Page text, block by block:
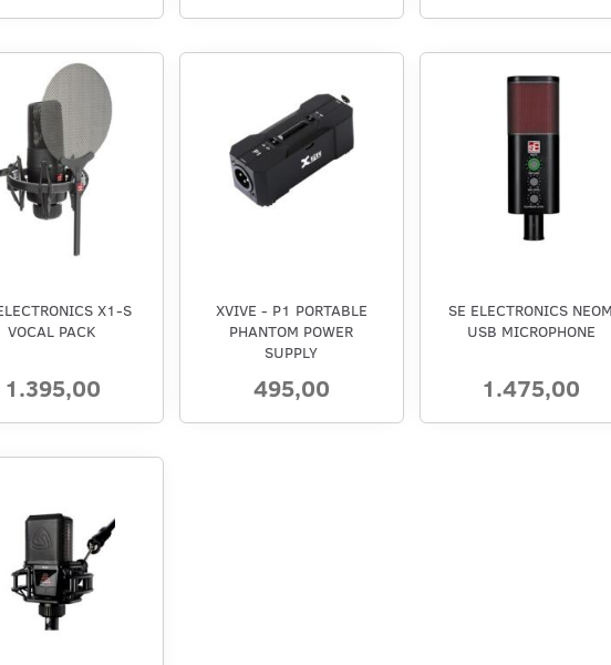
X1-S
VOCAL PACK
1.395,00
XVIVE - P1 PORTABLE
PHANTOM POWER
SUPPLY
495,00
SE ELECTRONICS NEOM
USB MICROPHONE
1.475,00